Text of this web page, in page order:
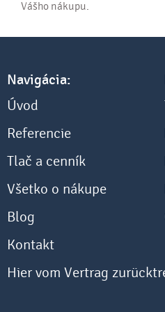
Vášho nákupu.
Navigácia:
Úvod
Referencie
Tlač a cenník
Všetko o nákupe
Blog
Kontakt
Hier vom Vertrag